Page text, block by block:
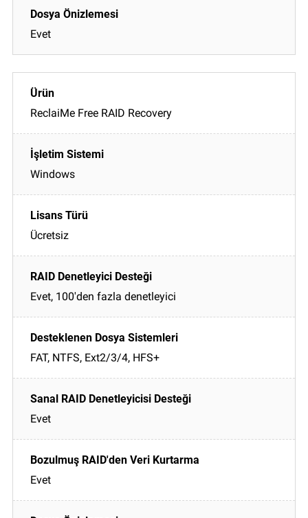
Evet
ReclaiMe Free RAID Recovery
Windows
Ücretsiz
Evet, 100'den fazla denetleyici
FAT, NTFS, Ext2/3/4, HFS+
Evet
Evet